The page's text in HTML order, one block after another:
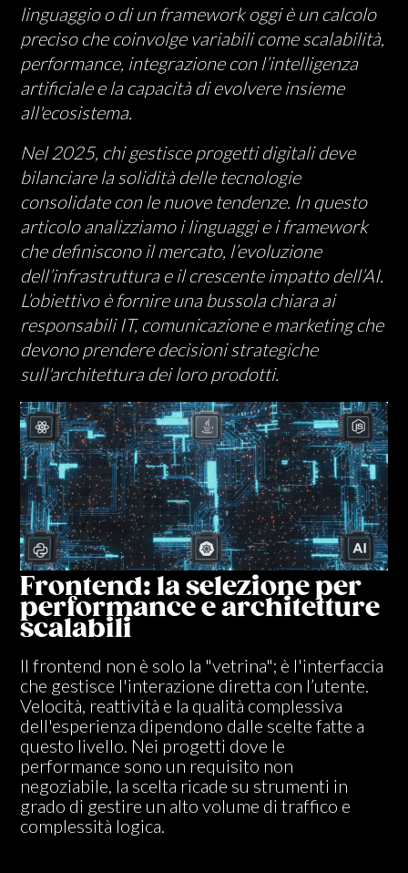
linguaggio o di un framework oggi è un calcolo
preciso che coinvolge variabili come scalabilità,
performance, integrazione con l’intelligenza
artificiale e la capacità di evolvere insieme
all'ecosistema.
Nel 2025, chi gestisce progetti digitali deve
bilanciare la solidità delle tecnologie
consolidate con le nuove tendenze. In questo
articolo analizziamo i linguaggi e i framework
che definiscono il mercato, l’evoluzione
dell’infrastruttura e il crescente impatto dell’AI.
L’obiettivo è fornire una bussola chiara ai
responsabili IT, comunicazione e marketing che
devono prendere decisioni strategiche
sull'architettura dei loro prodotti.
Frontend: la selezione per
performance e architetture
scalabili
Il frontend non è solo la "vetrina"; è l'interfaccia
che gestisce l'interazione diretta con l’utente.
Velocità, reattività e la qualità complessiva
dell'esperienza dipendono dalle scelte fatte a
questo livello. Nei progetti dove le
performance sono un requisito non
negoziabile, la scelta ricade su strumenti in
grado di gestire un alto volume di traffico e
complessità logica.